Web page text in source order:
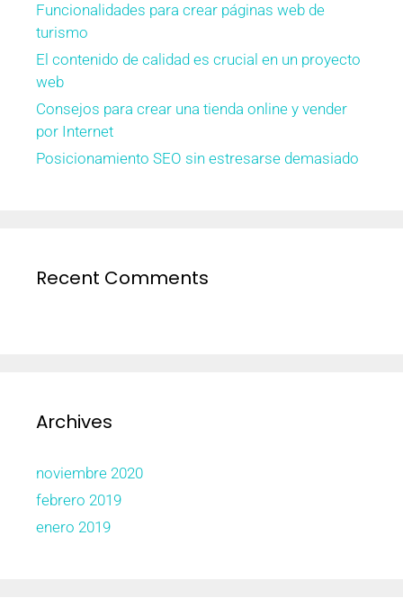
Funcionalidades para crear páginas web de
turismo
El contenido de calidad es crucial en un proyecto
web
Consejos para crear una tienda online y vender
por Internet
Posicionamiento SEO sin estresarse demasiado
Recent Comments
Archives
noviembre 2020
febrero 2019
enero 2019